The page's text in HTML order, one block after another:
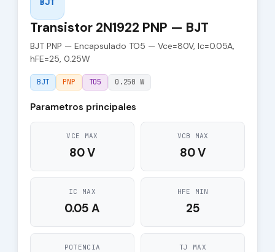
BJT
Transistor 2N1922 PNP — BJT
BJT PNP — Encapsulado TO5 — Vce=80V, Ic=0.05A,
hFE=25, 0.25W
BJT PNP TO5 0.250 W
Parametros principales
VCE MAX
80 V
VCB MAX
80 V
IC MAX
0.05 A
HFE MIN
25
POTENCIA TJ MAX